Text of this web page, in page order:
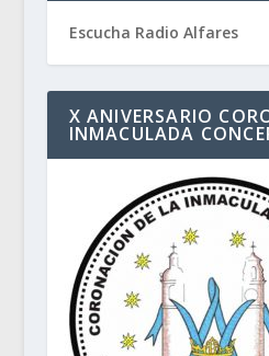
Escucha Radio Alfares
X ANIVERSARIO
INMACULADA